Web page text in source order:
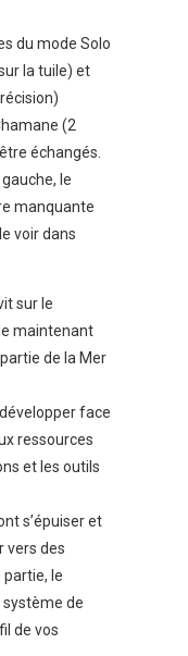
du mode Solo
la tuile) et
(2
échangés.
le
manquante
voir dans
sur le
maintenant
de la Mer
face
ressources
et les outils
s’épuiser et
vers des
le
de
de vos